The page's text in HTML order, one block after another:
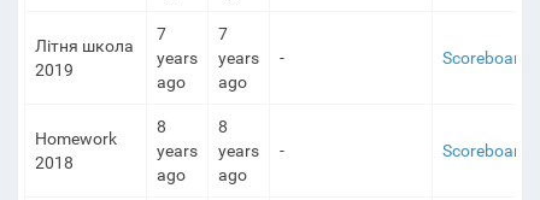
Літня школа
2019
7
years
ago
7
years
ago
- Scoreboard
Homework
2018
8
years
ago
8
years
ago
- Scoreboard